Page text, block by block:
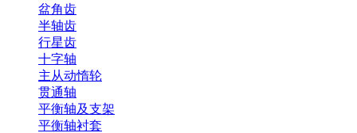
盆角齿
半轴齿
行星齿
十字轴
主从动惰轮
贯通轴
平衡轴及支架
平衡轴衬套